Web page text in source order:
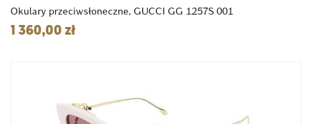
Okulary przeciwsłoneczne, GUCCI GG 1257S 001
1 360,00 zł